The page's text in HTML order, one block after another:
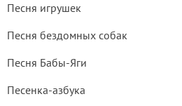
Песня игрушек
Песня бездомных собак
Песня Бабы-Яги
Песенка-азбука